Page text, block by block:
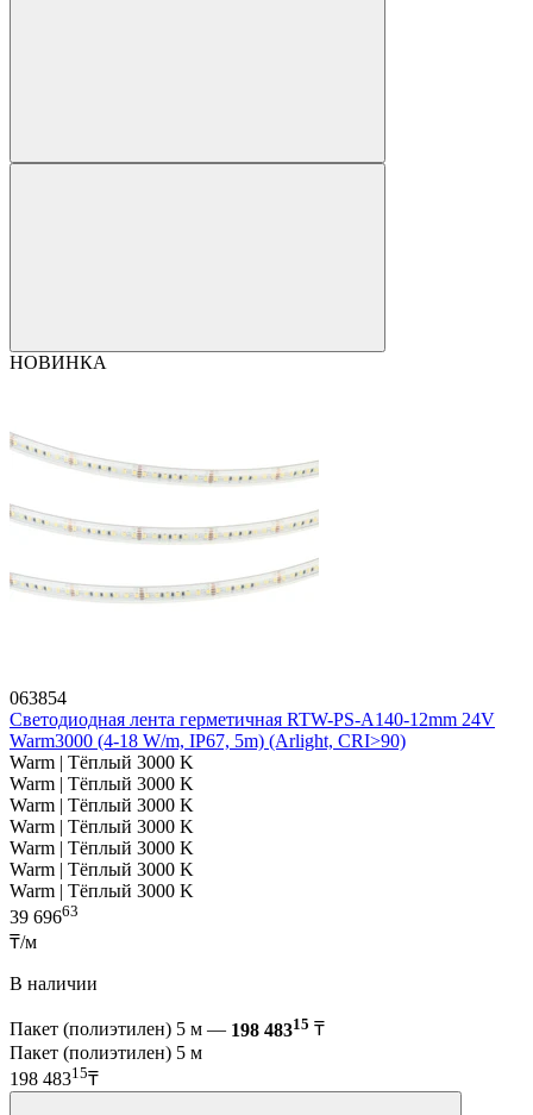
НОВИНКА
063854
Светодиодная лента герметичная RTW-PS-A140-12mm 24V
Warm3000 (4-18 W/m, IP67, 5m) (Arlight, CRI>90)
Warm | Тёплый 3000 K
Warm | Тёплый 3000 K
Warm | Тёплый 3000 K
Warm | Тёплый 3000 K
Warm | Тёплый 3000 K
Warm | Тёплый 3000 K
Warm | Тёплый 3000 K
39 69663
₸/м
В наличии
Пакет (полиэтилен) 5 м — 198 48315 ₸
Пакет (полиэтилен) 5 м
198 48315₸